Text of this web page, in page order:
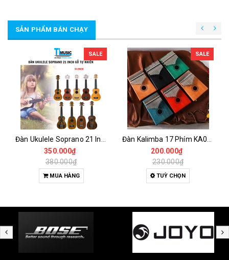
SẢN PHẨM BÁN CHẠY
SALE
350.000₫
380.000₫
MUA HÀNG
SALE
200.000₫
230.000₫
TUỲ CHỌN